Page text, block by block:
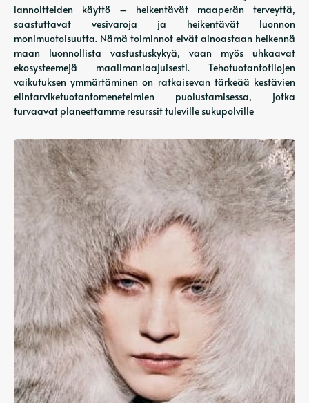
lannoitteiden käyttö – heikentävät maaperän terveyttä,
saastuttavat vesivaroja ja heikentävät luonnon
monimuotoisuutta. Nämä toiminnot eivät ainoastaan ​​heikennä
maan luonnollista vastustuskykyä, vaan myös uhkaavat
ekosysteemejä maailmanlaajuisesti. Tehotuotantotilojen
vaikutuksen ymmärtäminen on ratkaisevan tärkeää kestävien
elintarviketuotantomenetelmien puolustamisessa, jotka
turvaavat planeettamme resurssit tuleville sukupolville